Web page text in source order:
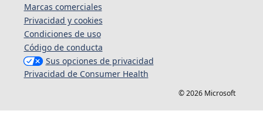
Marcas comerciales
Privacidad y cookies
Condiciones de uso
Código de conducta
Sus opciones de privacidad
Privacidad de Consumer Health
© 2026 Microsoft